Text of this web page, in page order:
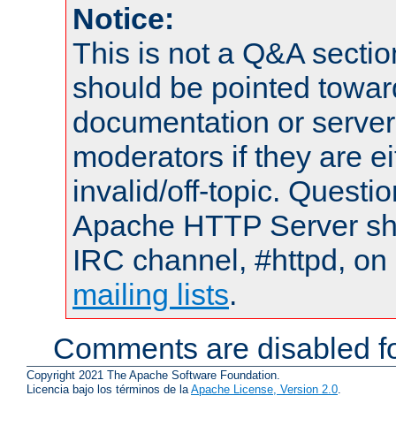
Notice:
This is not a Q&A
should be pointed
documentation or
moderators if they are
invalid/off-topic.
Apache HTTP Server
IRC channel, #httpd,
mailing lists.
Comments are disabled
Copyright 2021 The Apache Software Foundation.
Licencia bajo los términos de laApache License, Version 2.0.